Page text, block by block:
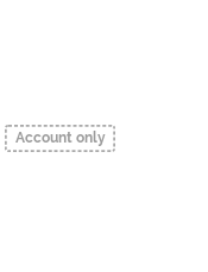
Account only